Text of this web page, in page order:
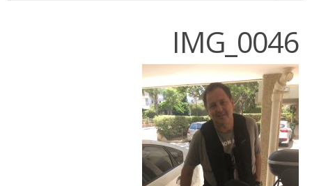
IMG_0046